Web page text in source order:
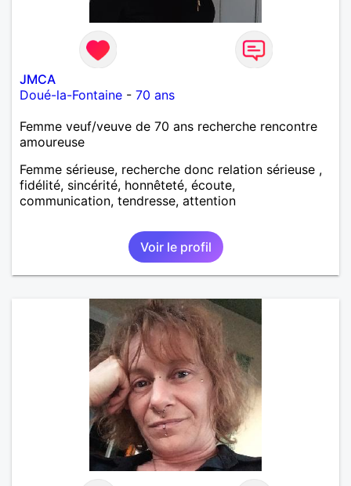
JMCA
Doué-la-Fontaine - 70 ans
Femme veuf/veuve de 70 ans recherche rencontre
amoureuse
Femme sérieuse, recherche donc relation sérieuse ,
fidélité, sincérité, honnêteté, écoute,
communication, tendresse, attention
Voir le profil